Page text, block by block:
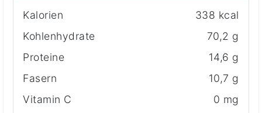
Kalorien
338 kcal
Kohlenhydrate
70,2 g
Proteine
14,6 g
Fasern
10,7 g
Vitamin C
0 mg